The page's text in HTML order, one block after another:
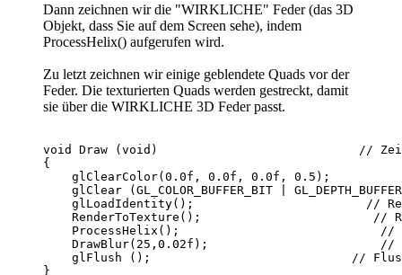
Dann zeichnen wir die "WIRKLICHE" Feder (das 3D
Objekt, dass Sie auf dem Screen sehe), indem
ProcessHelix() aufgerufen wird.
Zu letzt zeichnen wir einige geblendete Quads vor der
Feder. Die texturierten Quads werden gestreckt, damit
sie über die WIRKLICHE 3D Feder passt.
void Draw (void)                            //
{
glClearColor(0.0f, 0.0f, 0.0f, 0.5);
glClear (GL_COLOR_BUFFER_BIT |
glLoadIdentity();                        //
RenderToTexture();                        //
ProcessHelix();                            //
DrawBlur(25,0.02f);                        //
glFlush ();                            //